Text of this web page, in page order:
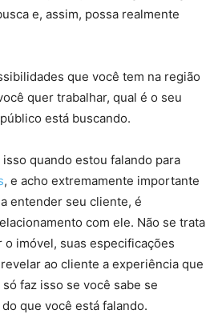
e, assim, possa realmente
que você tem na região
quer trabalhar, qual é o seu
está buscando.
quando estou falando para
, e acho extremamente importante
entender seu cliente, é
com ele. Não se trata
o imóvel, suas especificações
ao cliente a experiência que
faz isso se você sabe se
que você está falando.